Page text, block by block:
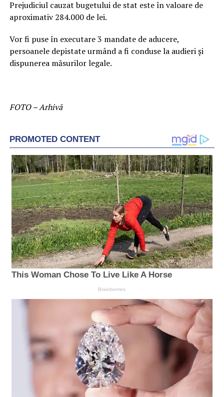
Prejudiciul cauzat bugetului de stat este în valoare de
aproximativ 284.000 de lei.
Vor fi puse în executare 3 mandate de aducere,
persoanele depistate urmând a fi conduse la audieri și
dispunerea măsurilor legale.
FOTO – Arhivă